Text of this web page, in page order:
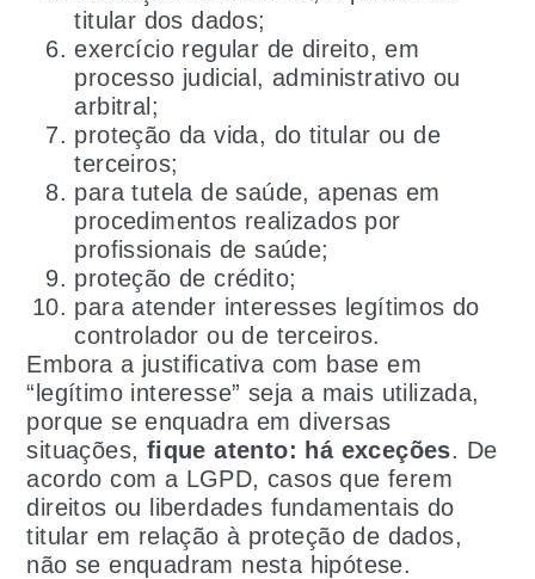
titular dos dados;
exercício regular de direito, em
processo judicial, administrativo ou
arbitral;
proteção da vida, do titular ou de
terceiros;
para tutela de saúde, apenas em
procedimentos realizados por
profissionais de saúde;
proteção de crédito;
para atender interesses legítimos do
controlador ou de terceiros.
Embora a justificativa com base em
“legítimo interesse” seja a mais utilizada,
porque se enquadra em diversas
situações, fique atento: há exceções. De
acordo com a LGPD, casos que ferem
direitos ou liberdades fundamentais do
titular em relação à proteção de dados,
não se enquadram nesta hipótese.